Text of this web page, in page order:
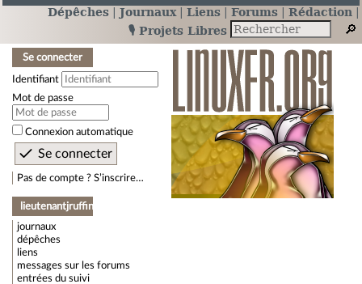
Dépêches Journaux Liens Forums
Rédaction
🎙️ Projets Libres
Se connecter
Identifiant
Mot de passe
Connexion automatique
Pas de compte ? S’inscrire…
lieutenantjruffin
journaux
dépêches
liens
messages sur les forums
entrées du suivi